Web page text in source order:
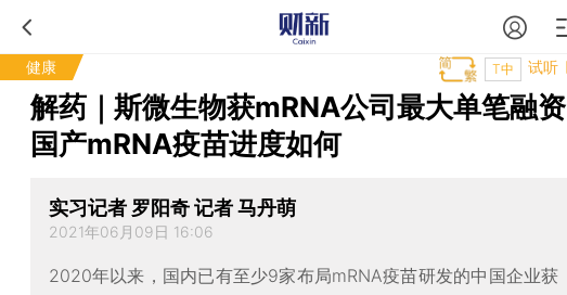
健康 试听
T中
解药｜斯微生物获mRNA公司最大单笔融资
国产mRNA疫苗进度如何
实习记者 罗阳奇 记者 马丹萌
2021年06月09日 16:06
2020年以来，国内已有至少9家布局mRNA疫苗研发的中国企业获